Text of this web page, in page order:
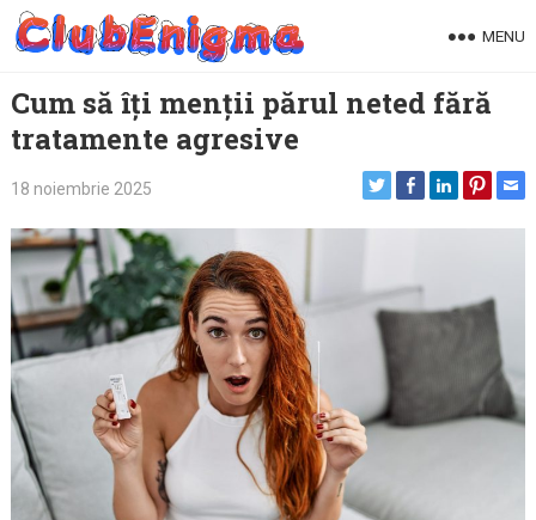
Skip
MENU
Cum să îți menții părul neted fără
tratamente agresive
18 noiembrie 2025